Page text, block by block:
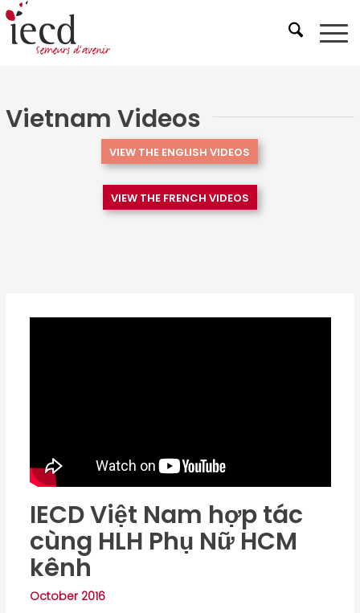
Vietnam Videos
VIEW THE ENGLISH VIDEOS
VIEW THE FRENCH VIDEOS
IECD Việt Nam hợp tác
cùng HLH Phụ Nữ HCM
kênh
October 2016